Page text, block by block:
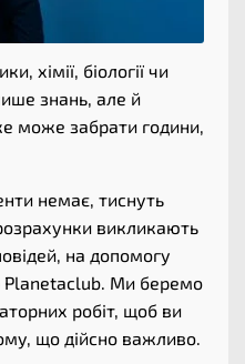
хімії, біології чи
знань, але й
може забрати години,
немає, тиснуть
викликають
на допомогу
Planetaclub. Ми беремо
робіт, щоб ви
що дійсно важливо.